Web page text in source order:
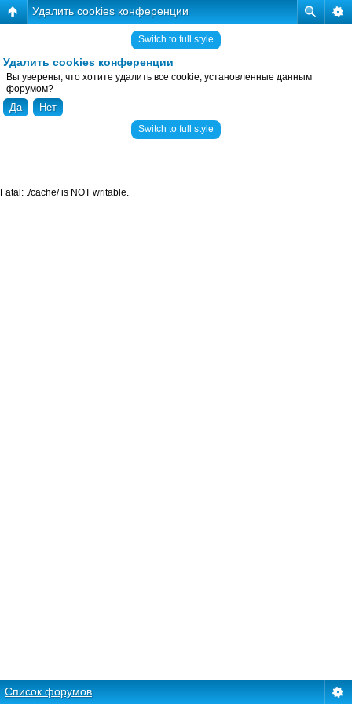
Удалить cookies конференции
Switch to full style
Удалить cookies конференции
Вы уверены, что хотите удалить все cookie, установленные данным
форумом?
Switch to full style
Список форумов
Fatal: ./cache/ is NOT writable.